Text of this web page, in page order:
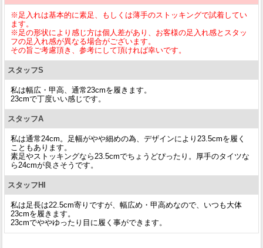
※足入れは基本的に素足、もしくは薄手のストッキングで試着してい
ます。
※足の形状により感じ方は個人差があり、お客様の足入れ感とスタッ
フの足入れ感が異なる場合がございます。
その旨ご考慮頂き、参考にして頂ければ幸いです。
スタッフS
私は幅広・甲高、通常23cmを履きます。
23cmで丁度いい感じです。
スタッフA
私は通常24cm。足幅がやや細めの為、デザインにより23.5cmを履く
こともあります。
素足やストッキングなら23.5cmでちょうどぴったり。厚手のタイツな
ら24cmが良さそうです。
スタッフHI
私は足長は22.5cm寄りですが、幅広め・甲高めなので、いつも大体
23cmを履きます。
23cmでややゆったり目に履く事ができます。